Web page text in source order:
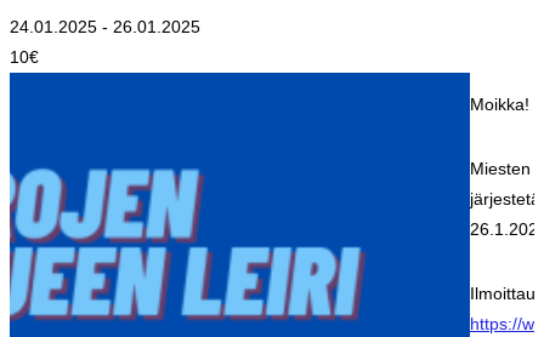
24.01.2025 - 26.01.2025
10€
Moikka!
Miesten
https://